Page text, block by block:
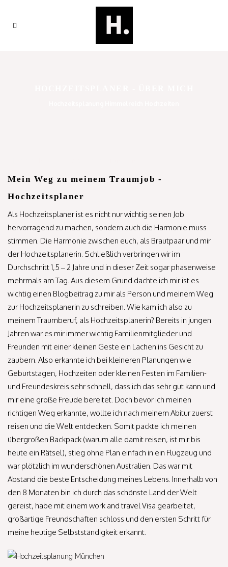
Mein Weg zu meinem Traumjob -
Hochzeitsplaner
Als Hochzeitsplaner ist es nicht nur wichtig seinen Job
hervorragend zu machen, sondern auch die Harmonie muss
stimmen. Die Harmonie zwischen euch, als Brautpaar und mir
der Hochzeitsplanerin. Schließlich verbringen wir im
Durchschnitt 1,5 – 2 Jahre und in dieser Zeit sogar phasenweise
mehrmals am Tag. Aus diesem Grund dachte ich mir ist es
wichtig einen Blogbeitrag zu mir als Person und meinem Weg
zur Hochzeitsplanerin zu schreiben. Wie kam ich also zu
meinem Traumberuf, als Hochzeitsplanerin? Bereits in jungen
Jahren war es mir immer wichtig Familienmitglieder und
Freunden mit einer kleinen Geste ein Lachen ins Gesicht zu
zaubern. Also erkannte ich bei kleineren Planungen wie
Geburtstagen, Hochzeiten oder kleinen Festen im Familien-
und Freundeskreis sehr schnell, dass ich das sehr gut kann und
mir eine große Freude bereitet. Doch bevor ich meinen
richtigen Weg erkannte, wollte ich nach meinem Abitur zuerst
reisen und die Welt entdecken. Somit packte ich meinen
übergroßen Backpack (warum alle damit reisen, ist mir bis
heute ein Rätsel), stieg ohne Plan einfach in ein Flugzeug und
war plötzlich im wunderschönen Australien. Das war mit
Abstand die beste Entscheidung meines Lebens. Innerhalb von
den 8 Monaten bin ich durch das schönste Land der Welt
gereist, habe mit einem work and travel Visa gearbeitet,
großartige Freundschaften schloss und den ersten Schritt für
meine heutige Selbstständigkeit erkannt.